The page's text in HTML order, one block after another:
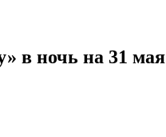
в ночь на 31 мая